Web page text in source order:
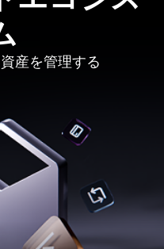
産を管理する